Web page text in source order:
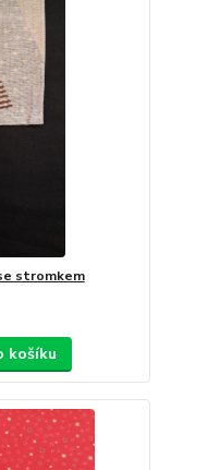
stromkem
košíku